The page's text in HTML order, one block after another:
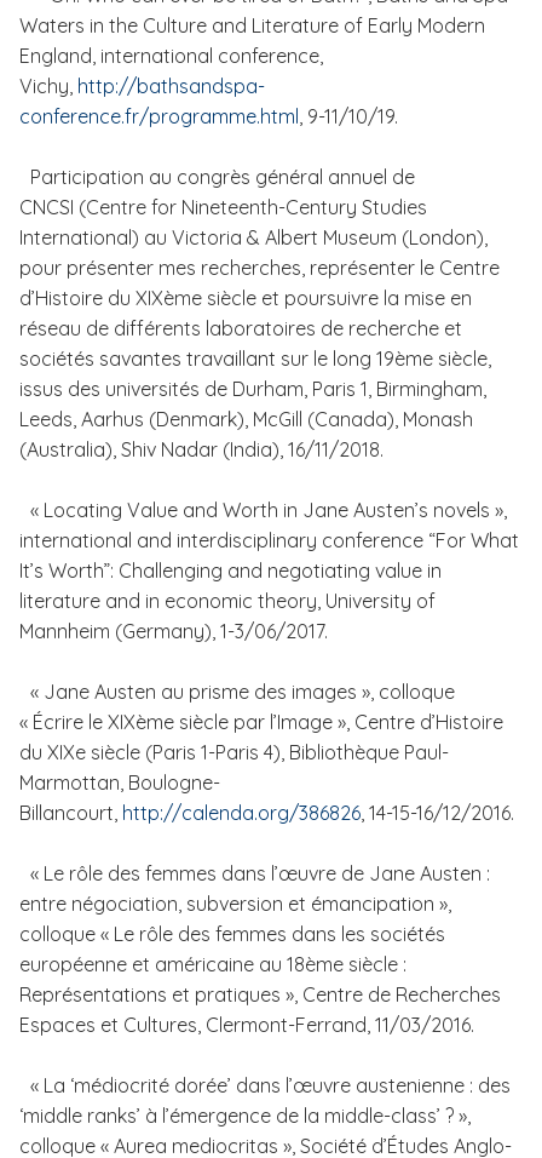
Waters in the Culture and Literature of Early Modern
England, international conference,
Vichy, http://bathsandspa-
conference.fr/programme.html, 9-11/10/19.
Participation au congrès général annuel de
CNCSI (Centre for Nineteenth-Century Studies
International) au Victoria & Albert Museum (London),
pour présenter mes recherches, représenter le Centre
d’Histoire du XIXème siècle et poursuivre la mise en
réseau de différents laboratoires de recherche et
sociétés savantes travaillant sur le long 19ème siècle,
issus des universités de Durham, Paris 1, Birmingham,
Leeds, Aarhus (Denmark), McGill (Canada), Monash
(Australia), Shiv Nadar (India), 16/11/2018.
« Locating Value and Worth in Jane Austen’s novels »,
international and interdisciplinary conference “For What
It’s Worth”: Challenging and negotiating value in
literature and in economic theory, University of
Mannheim (Germany), 1-3/06/2017.
« Jane Austen au prisme des images », colloque
« Écrire le XIXème siècle par l’Image », Centre d’Histoire
du XIXe siècle (Paris 1-Paris 4), Bibliothèque Paul-
Marmottan, Boulogne-
Billancourt, http://calenda.org/386826, 14-15-16/12/2016.
« Le rôle des femmes dans l’œuvre de Jane Austen :
entre négociation, subversion et émancipation »,
colloque « Le rôle des femmes dans les sociétés
européenne et américaine au 18ème siècle :
Représentations et pratiques », Centre de Recherches
Espaces et Cultures, Clermont-Ferrand, 11/03/2016.
« La ‘médiocrité dorée’ dans l’œuvre austenienne : des
‘middle ranks’ à l’émergence de la middle-class’ ? »,
colloque « Aurea mediocritas », Société d’Études Anglo-